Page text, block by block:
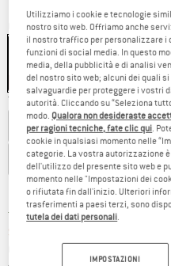
Colore:Black
10%
Taglia: EU140
EU116 EU128
EU164 EU176
Guida alle taglie
Tempi di consegna: 3-5 giorni
Soltanto uno in magazzino!
Utilizziamo i cookie e tecnologie
nostro sito web. Offriamo anche
il nostro traffico per personalizzare i
funzioni di social media. In questo
media, della pubblicità e di analisi
del nostro sito web; alcuni dei quali
salvaguardie per proteggere i vostri
autorità. Cliccando su “Seleziona
modo. Qualora non desideraste
per ragioni tecniche, fate clic qui.
cookie in qualsiasi momento nelle
categorie. La vostra autorizzazione
dell'utilizzo del presente sito web e
momento nelle "Impostazioni dei
o rifiutata fin dall'inizio. Ulteriori
trasferimenti a paesi terzi, sono
tutela dei dati personali.
IMPOSTAZIONI